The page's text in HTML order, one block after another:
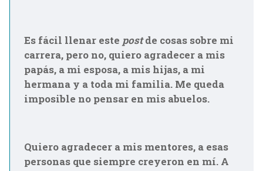
Es fácil llenar este postde cosas sobre mi
carrera, pero no, quiero agradecer a mis
papás, a mi esposa, a mis hijas, a mi
hermana y a toda mi familia. Me queda
imposible no pensar en mis abuelos.
Quiero agradecer a mis mentores, a esas
personas que siempre creyeron en mí. A